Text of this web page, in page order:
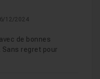
12/2024
de bonnes
regret pour